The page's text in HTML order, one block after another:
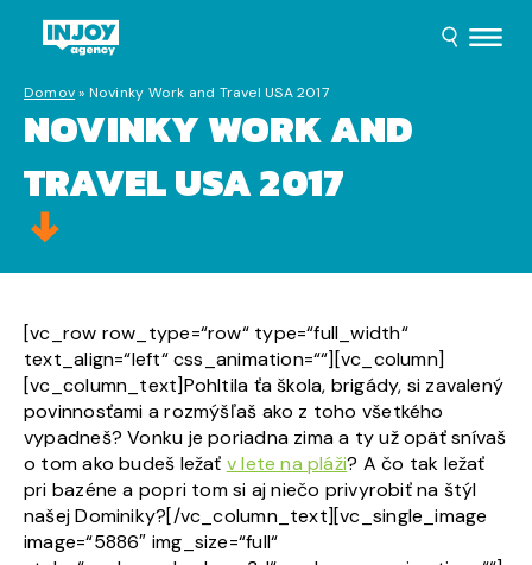
Domov» Novinky Work and Travel USA 2017
NOVINKY WORK AND
TRAVEL USA 2017
[vc_row row_type=“row“ type=“full_width“
text_align=“left“ css_animation=““][vc_column]
[vc_column_text]Pohltila ťa škola, brigády, si zavalený
povinnosťami a rozmýšľaš ako z toho všetkého
vypadneš? Vonku je poriadna zima a ty už opäť snívaš
o tom ako budeš ležať v lete na pláži? A čo tak ležať
pri bazéne a popri tom si aj niečo privyrobiť na štýl
našej Dominiky?[/vc_column_text][vc_single_image
image=“5886″ img_size=“full“